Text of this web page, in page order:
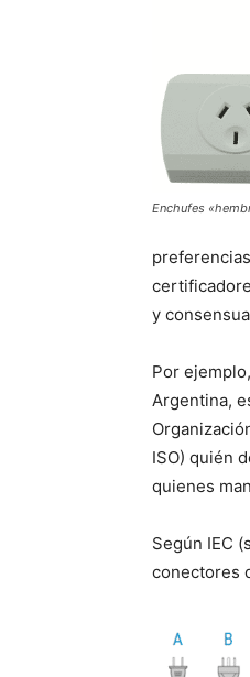
Enchufes
y
Por
Argentina,
ISO) quién
quienes
Según IEC
conectores